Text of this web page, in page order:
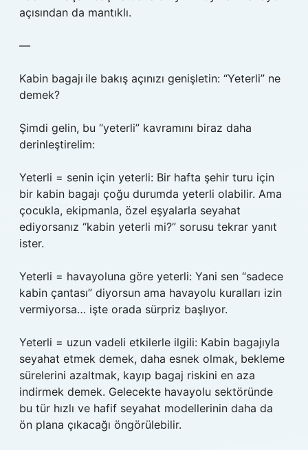
açısından da mantıklı.
—
Kabin bagajı ile bakış açınızı genişletin: “Yeterli” ne
demek?
Şimdi gelin, bu “yeterli” kavramını biraz daha
derinleştirelim:
Yeterli = senin için yeterli: Bir hafta şehir turu için
bir kabin bagajı çoğu durumda yeterli olabilir. Ama
çocukla, ekipmanla, özel eşyalarla seyahat
ediyorsanız “kabin yeterli mi?” sorusu tekrar yanıt
ister.
Yeterli = havayoluna göre yeterli: Yani sen “sadece
kabin çantası” diyorsun ama havayolu kuralları izin
vermiyorsa… işte orada sürpriz başlıyor.
Yeterli = uzun vadeli etkilerle ilgili: Kabin bagajıyla
seyahat etmek demek, daha esnek olmak, bekleme
sürelerini azaltmak, kayıp bagaj riskini en aza
indirmek demek. Gelecekte havayolu sektöründe
bu tür hızlı ve hafif seyahat modellerinin daha da
ön plana çıkacağı öngörülebilir.